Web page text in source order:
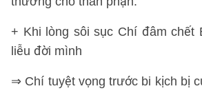
+ Khi lòng sôi sục Chí đâm chết
liễu đời mình
⇒ Chí tuyệt vọng trước bi kịch bị